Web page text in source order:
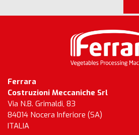
Ferrara
Costruzioni Meccaniche Srl
Via N.B. Grimaldi, 83
84014 Nocera Inferiore (SA)
ITALIA